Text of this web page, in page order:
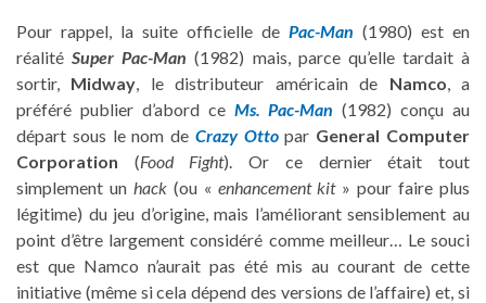
Pour rappel, la suite officielle de Pac-Man (1980) est en
réalitéSuper Pac-Man (1982) mais, parce qu’elle tardait à
sortir, Midway, le distributeur américain de Namco, a
préféré publier d’abord ce Ms. Pac-Man (1982) conçu au
départ sous le nom de Crazy Ottopar General Computer
Corporation (Food Fight). Or ce dernier était tout
simplement un hack(ou « enhancement kit» pour faire plus
légitime) du jeu d’origine, mais l’améliorant sensiblement au
point d’être largement considéré comme meilleur… Le souci
est que Namco n’aurait pas été mis au courant de cette
initiative (même si cela dépend des versions de l’affaire) et, si